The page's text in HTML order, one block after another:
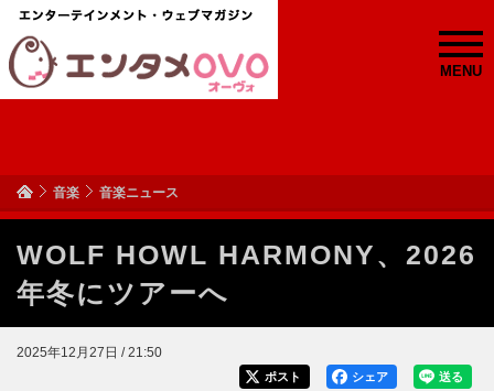
MENU
音楽 音楽ニュース
WOLF HOWL HARMONY、2026
年冬にツアーへ
2025年12月27日 / 21:50
送る
シェア
ポスト